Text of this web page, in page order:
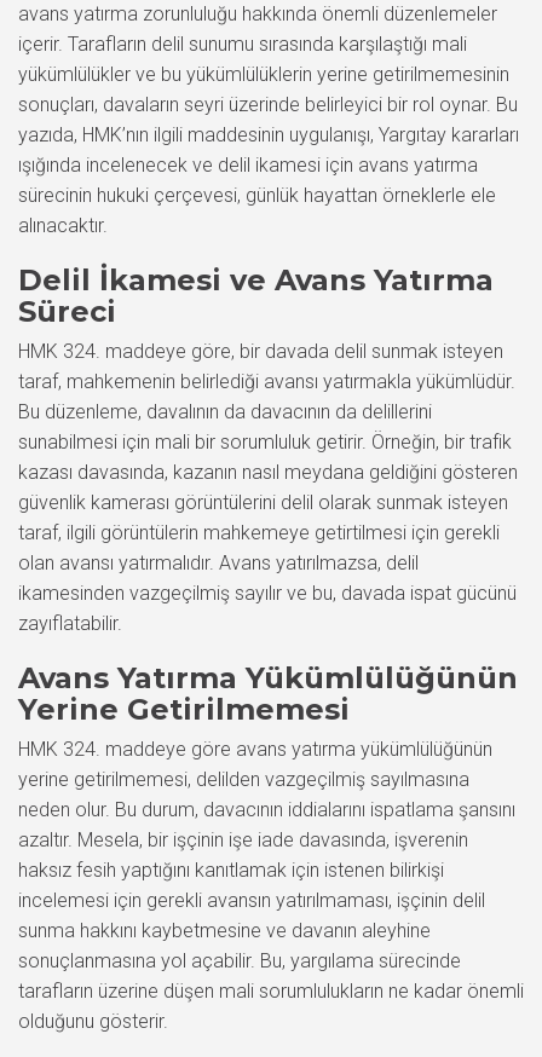
avans yatırma zorunluluğu hakkında önemli düzenlemeler
içerir. Tarafların delil sunumu sırasında karşılaştığı mali
yükümlülükler ve bu yükümlülüklerin yerine getirilmemesinin
sonuçları, davaların seyri üzerinde belirleyici bir rol oynar. Bu
yazıda, HMK’nın ilgili maddesinin uygulanışı, Yargıtay kararları
ışığında incelenecek ve delil ikamesi için avans yatırma
sürecinin hukuki çerçevesi, günlük hayattan örneklerle ele
alınacaktır.
Delil İkamesi ve Avans Yatırma
Süreci
HMK 324. maddeye göre, bir davada delil sunmak isteyen
taraf, mahkemenin belirlediği avansı yatırmakla yükümlüdür.
Bu düzenleme, davalının da davacının da delillerini
sunabilmesi için mali bir sorumluluk getirir. Örneğin, bir trafik
kazası davasında, kazanın nasıl meydana geldiğini gösteren
güvenlik kamerası görüntülerini delil olarak sunmak isteyen
taraf, ilgili görüntülerin mahkemeye getirtilmesi için gerekli
olan avansı yatırmalıdır. Avans yatırılmazsa, delil
ikamesinden vazgeçilmiş sayılır ve bu, davada ispat gücünü
zayıflatabilir.
Avans Yatırma Yükümlülüğünün
Yerine Getirilmemesi
HMK 324. maddeye göre avans yatırma yükümlülüğünün
yerine getirilmemesi, delilden vazgeçilmiş sayılmasına
neden olur. Bu durum, davacının iddialarını ispatlama şansını
azaltır. Mesela, bir işçinin işe iade davasında, işverenin
haksız fesih yaptığını kanıtlamak için istenen bilirkişi
incelemesi için gerekli avansın yatırılmaması, işçinin delil
sunma hakkını kaybetmesine ve davanın aleyhine
sonuçlanmasına yol açabilir. Bu, yargılama sürecinde
tarafların üzerine düşen mali sorumlulukların ne kadar önemli
olduğunu gösterir.